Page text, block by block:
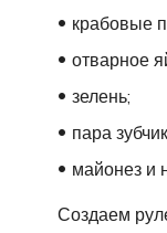
крабовые
отварное
зелень;
пара
майонез и
Создаем